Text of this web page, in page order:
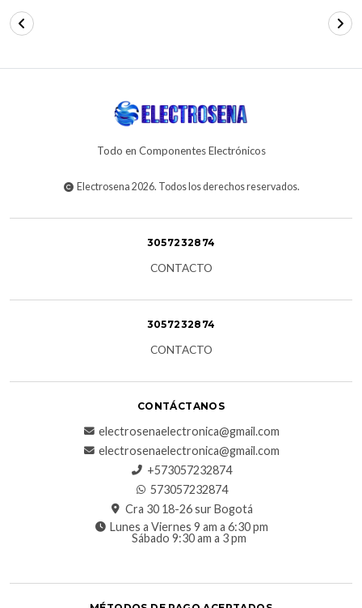
Todo en Componentes Electrónicos
Electrosena 2026. Todos los derechos reservados.
3057232874
CONTACTO
3057232874
CONTACTO
CONTÁCTANOS
electrosenaelectronica@gmail.com
electrosenaelectronica@gmail.com
+573057232874
573057232874
Cra 30 18-26 sur Bogotá
Lunes a Viernes 9 am a 6:30 pm
Sábado 9:30 am a 3 pm